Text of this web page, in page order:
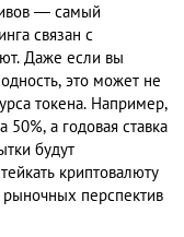
— самый
связан с
Даже если вы
это может не
токена. Например,
а годовая ставка
будут
криптовалюту
рыночных перспектив